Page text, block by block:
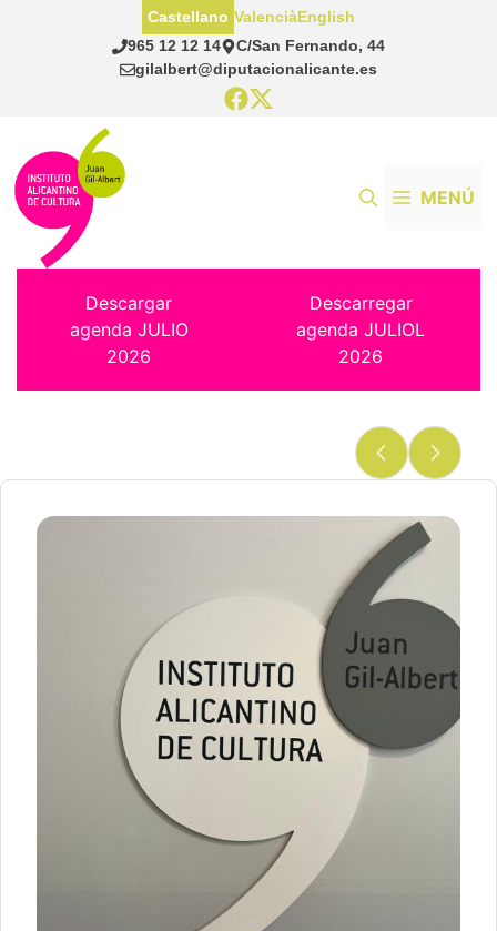
965 12 12 14
C/San Fernando, 44
gilalbert@diputacionalicante.es
Castellano ValenciàEnglish
MENÚ
Descargar
agenda JULIO
2026
Descarregar
agenda JULIOL
2026